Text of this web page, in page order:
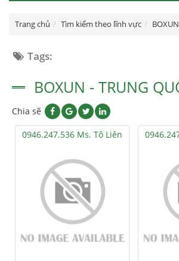
Trang chủ Tìm kiếm theo lĩnh vực
Tags:
BOXUN - TRUNG
Chia sẽ
0946.247.536 Ms. Tô Liên